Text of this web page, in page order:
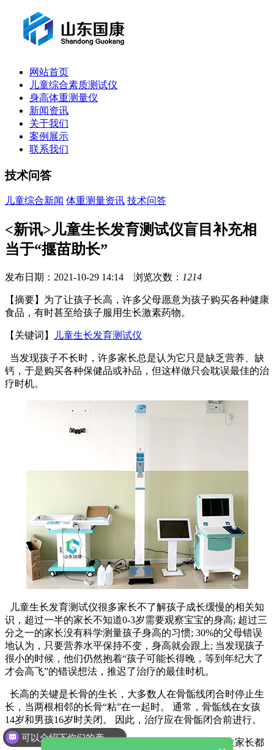
网站首页
儿童综合素质测试仪
身高体重测量仪
新闻资讯
关于我们
案例展示
联系我们
技术问答
儿童综合新闻 体重测量资讯 技术问答
<新讯>儿童生长发育测试仪盲目补充相
当于“揠苗助长”
发布日期：2021-10-29 14:14 浏览次数： 1214
【摘要】为了让孩子长高，许多父母愿意为孩子购买各种健康
食品，有时甚至给孩子服用生长激素药物。
【关键词】 儿童生长发育测试仪
当发现孩子不长时，许多家长总是认为它只是缺乏营养、缺
钙，于是购买各种保健品或补品，但这样做只会耽误最佳的治
疗时机。
儿童生长发育测试仪很多家长不了解孩子成长缓慢的相关知
识，超过一半的家长不知道0-3岁需要观察宝宝的身高; 超过三
分之一的家长没有科学测量孩子身高的习惯; 30%的父母错误
地认为，只要营养水平保持不变，身高就会跟上; 当发现孩子
很小的时候，他们仍然抱着“孩子可能长得晚，等到年纪大了
才会高飞”的错误想法，推迟了治疗的最佳时机。
长高的关键是长骨的生长，大多数人在骨骺线闭合时停止生
长，当两根相邻的长骨“粘”在一起时。 通常，骨骺线在女孩
14岁和男孩16岁时关闭。 因此，治疗应在骨骺闭合前进行。
生长速度慢往往是身材矮小的早期症状之一，每一位家长都
可以介绍下你们的产品么
你们是怎么收费的呢